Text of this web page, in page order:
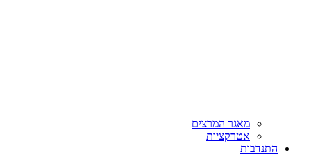
מאגר המרצים
אטרקציות
התנדבות